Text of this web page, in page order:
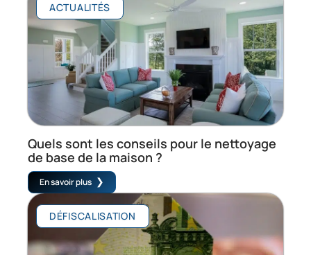
ACTUALITÉS
Quels sont les conseils pour le nettoyage
de base de la maison ?
En savoir plus
DÉFISCALISATION